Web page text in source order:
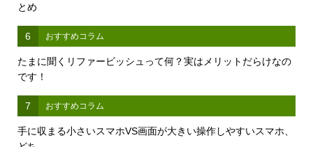
とめ
6 おすすめコラム
たまに聞くリファービッシュって何？実はメリットだらけなの
です！
7 おすすめコラム
手に収まる小さいスマホVS画面が大きい操作しやすいスマホ、